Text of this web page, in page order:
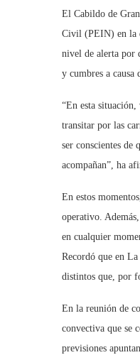
El Cabildo de
Civil (PEIN) en la
nivel de alerta por
y cumbres a causa
“En esta
transitar por las
ser conscientes de
acompañan”, ha
En estos
operativo.
en cualquier
Recordó que en
distintos que, por
En la reunión de
convectiva que se
previsiones